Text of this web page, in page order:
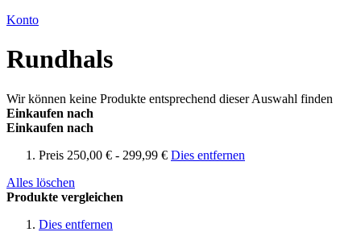
Konto
Rundhals
Wir können keine Produkte entsprechend dieser Auswahl finden
Einkaufen nach
Einkaufen nach
Preis 250,00 € - 299,99 € Dies entfernen
Alles löschen
Produkte vergleichen
Dies entfernen